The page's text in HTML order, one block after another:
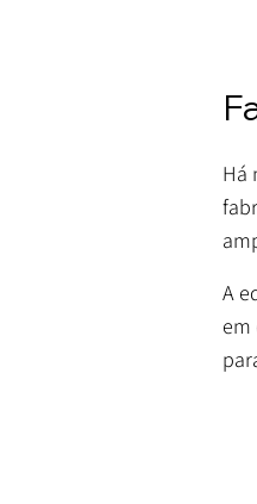
Há
A
em